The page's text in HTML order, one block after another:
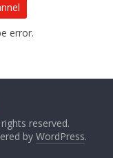
error.
rights reserved.
by WordPress.